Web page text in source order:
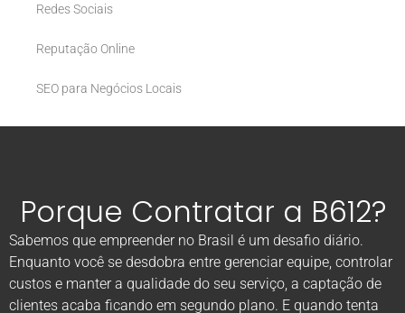
Redes Sociais
Reputação Online
SEO para Negócios Locais
Porque Contratar a B612?
Sabemos que empreender no Brasil é um desafio diário.
Enquanto você se desdobra entre gerenciar equipe, controlar
custos e manter a qualidade do seu serviço, a captação de
clientes acaba ficando em segundo plano. E quando tenta